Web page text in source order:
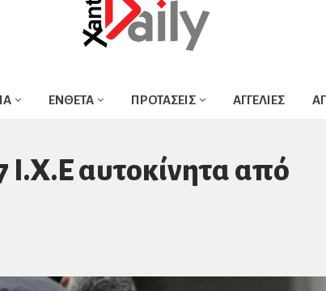
ΕΝΘΕΤΑ ΠΡΟΤΑΣΕΙΣ ΑΓΓΕΛΙΕΣ
αυτοκίνητα από